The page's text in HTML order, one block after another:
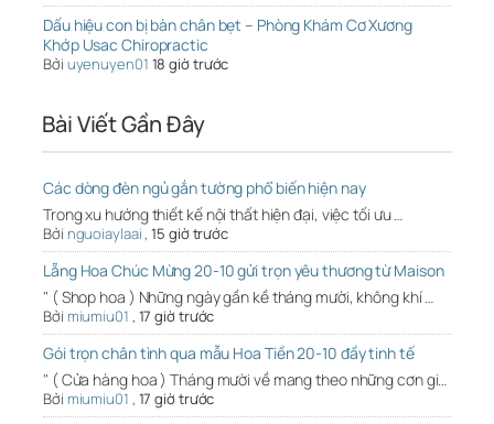
Dấu hiệu con bị bàn chân bẹt – Phòng Khám Cơ Xương
Khớp Usac Chiropractic
Bởi uyenuyen01 18 giờ trước
Bài Viết Gần Đây
Các dòng đèn ngủ gắn tường phổ biến hiện nay
Trong xu hướng thiết kế nội thất hiện đại, việc tối ưu …
Bởi nguoiaylaai,15 giờ trước
Lẵng Hoa Chúc Mừng 20-10 gửi trọn yêu thương từ Maison
" ( Shop hoa ) Những ngày gần kề tháng mười, không khí …
Bởi miumiu01 , 17 giờ trước
Gói trọn chân tình qua mẫu Hoa Tiền 20-10 đầy tinh tế
" ( Cửa hàng hoa ) Tháng mười về mang theo những cơn gi…
Bởi miumiu01 , 17 giờ trước